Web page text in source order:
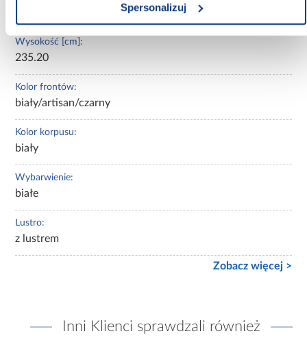
Spersonalizuj
Wysokość [cm]:
235.20
Kolor frontów:
biały/artisan/czarny
Kolor korpusu:
biały
Wybarwienie:
białe
Lustro:
z lustrem
Zobacz więcej >
Inni Klienci sprawdzali również